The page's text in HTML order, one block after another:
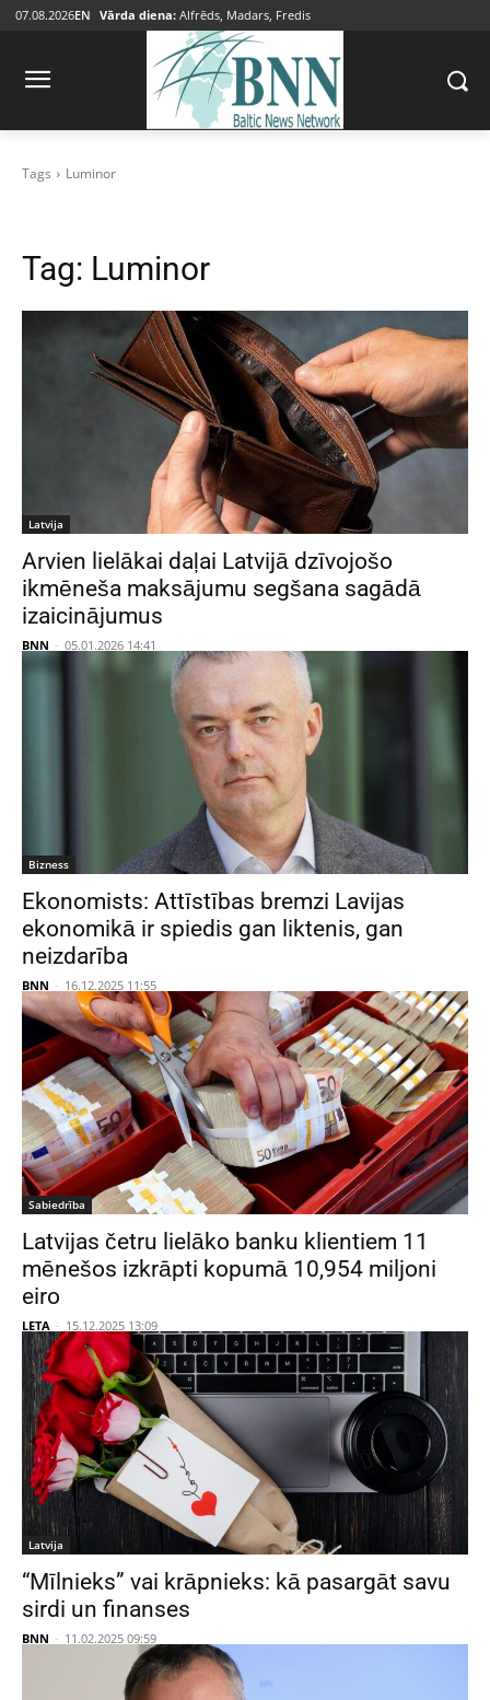
07.08.2026EN Vārda diena: Alfrēds, Madars, Fredis
Tags Luminor
Tag: Luminor
Latvija
Arvien lielākai daļai Latvijā dzīvojošo
ikmēneša maksājumu segšana sagādā
izaicinājumus
BNN - 05.01.2026 14:41
Bizness
Ekonomists: Attīstības bremzi Lavijas
ekonomikā ir spiedis gan liktenis, gan
neizdarība
BNN - 16.12.2025 11:55
Sabiedrība
Latvijas četru lielāko banku klientiem 11
mēnešos izkrāpti kopumā 10,954 miljoni
eiro
LETA - 15.12.2025 13:09
Latvija
“Mīlnieks” vai krāpnieks: kā pasargāt savu
sirdi un finanses
BNN - 11.02.2025 09:59